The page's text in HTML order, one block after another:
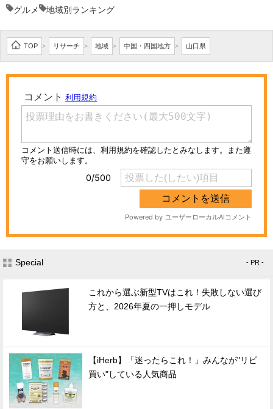
グルメ 地域別ランキング
TOP > リサーチ > 地域 > 中国・四国地方 > 山口県
Special - PR -
これから選ぶ新型TVはこれ！失敗しない選び
方と、2026年夏の一押しモデル
【iHerb】「迷ったらこれ！」みんなが"リピ
買い"している人気商品